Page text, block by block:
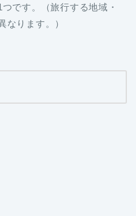
です。（旅行する地域・
なります。）